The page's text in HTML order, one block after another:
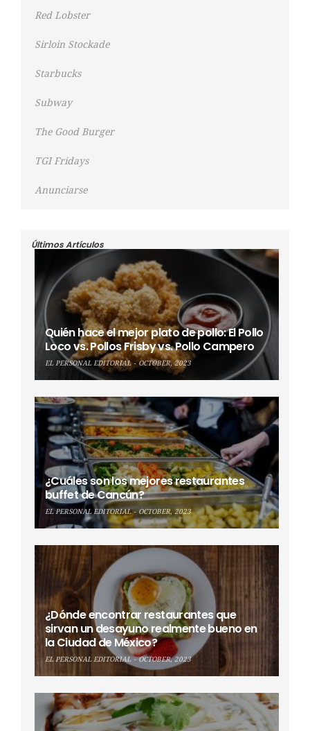
Red Lobster
Sirloin Stockade
Starbucks
Subway
The Good Burger
TGI Fridays
Anunciarse
Últimos Artículos
Quién hace el mejor plato de pollo: El Pollo
Loco vs. Pollos Frisby vs. Pollo Campero
EL PERSONAL EDITORIAL OCTOBER, 2023
¿Cuáles son los mejores restaurantes
buffet de Cancún?
EL PERSONAL EDITORIAL OCTOBER, 2023
¿Dónde encontrar restaurantes que
sirvan un desayuno realmente bueno en
la Ciudad de México?
EL PERSONAL EDITORIAL OCTOBER, 2023